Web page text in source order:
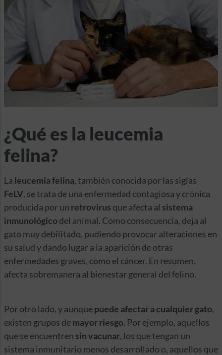
¿Qué es la leucemia
felina?
La leucemia felina, también conocida por las siglas
FeLV, se trata de una enfermedad contagiosa y crónica
producida por un retrovirus que afecta al sistema
inmunológicodel animal. Como consecuencia, deja al
gato muy debilitado, pudiendo provocar alteraciones en
su salud y dando lugar a la aparición de otras
enfermedades graves, como el cáncer. En resumen,
afecta sobremanera al bienestar general del felino.
Por otro lado, y aunquepuede afectar a cualquier gato,
existen grupos demayor riesgo. Por ejemplo, aquellos
que se encuentren sin vacunar, los que tengan un
sistema inmunitario menos desarrollado o, aquellos que